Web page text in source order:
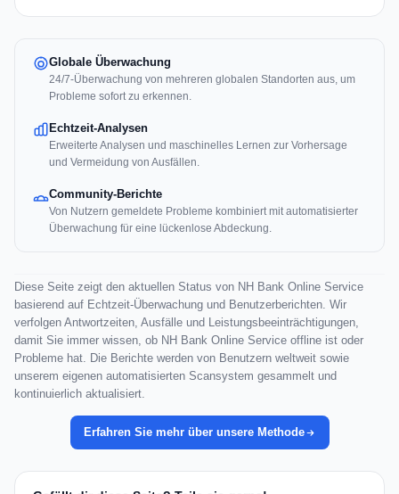
Globale Überwachung
24/7-Überwachung von mehreren globalen Standorten aus, um
Probleme sofort zu erkennen.
Echtzeit-Analysen
Erweiterte Analysen und maschinelles Lernen zur Vorhersage
und Vermeidung von Ausfällen.
Community-Berichte
Von Nutzern gemeldete Probleme kombiniert mit automatisierter
Überwachung für eine lückenlose Abdeckung.
Diese Seite zeigt den aktuellen Status von NH Bank Online Service
basierend auf Echtzeit-Überwachung und Benutzerberichten. Wir
verfolgen Antwortzeiten, Ausfälle und Leistungsbeeinträchtigungen,
damit Sie immer wissen, ob NH Bank Online Service offline ist oder
Probleme hat. Die Berichte werden von Benutzern weltweit sowie
unserem eigenen automatisierten Scansystem gesammelt und
kontinuierlich aktualisiert.
Erfahren Sie mehr über unsere Methode